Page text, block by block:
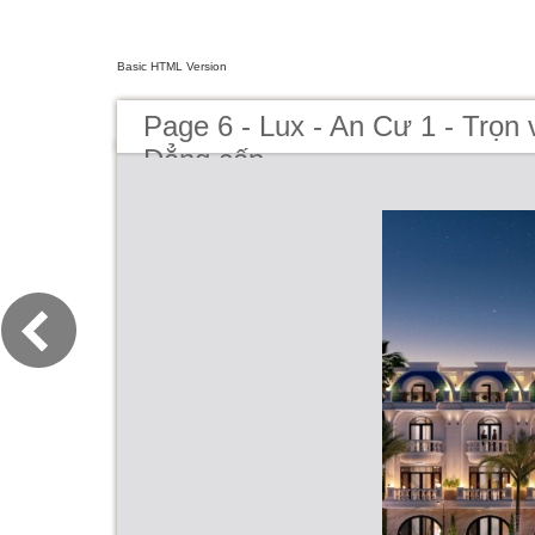
Basic HTML Version
Page 6 - Lux - An Cư 1 - Trọn
Đẳng cấp